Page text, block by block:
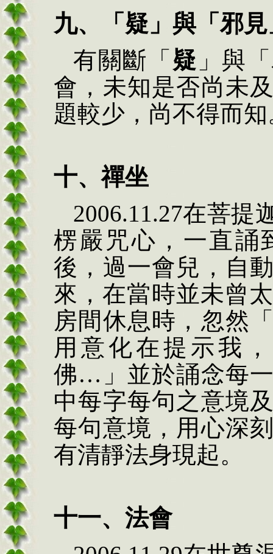
九、「疑」與「邪見
有關斷「 疑 」與「
會，未知是否尚未
題較少，尚不得而知
十、禪坐
2006.11.27在菩提
楞嚴咒心，一直誦
後，過一會兒，自
來，在當時並未曾
房間休息時，忽然
用意化在提示我
佛…」並於誦念每
中每字每句之意境
每句意境，用心深
有清靜法身現起。
十一、 法會